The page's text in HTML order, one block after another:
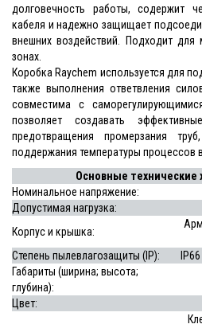
долговечность работы, содержит
кабеля и надежно защищает
внешних воздействий. Подходит
зонах.
Коробка Raychem используется для
также выполнения ответвления
совместима с
позволяет создавать
предотвращения промерзания
поддержания температуры процессов
Основные технические
Номинальное напряжение:
Допустимая нагрузка:
Корпус и крышка:
Степень пылевлагозащиты (IP):
Габариты (ширина; высота;
глубина):
Цвет: